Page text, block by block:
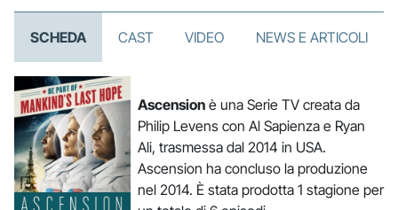
SCHEDA CAST VIDEO NEWS E ARTICOLI
Ascensionè una Serie TV creata da
Philip Levens con Al Sapienza e Ryan
Ali, trasmessa dal 2014 in USA.
Ascension ha concluso la produzione
nel 2014. È stata prodotta 1 stagione per